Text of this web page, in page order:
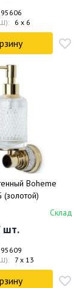
6 x 6
Boheme
Склад
шт.
7 x 13